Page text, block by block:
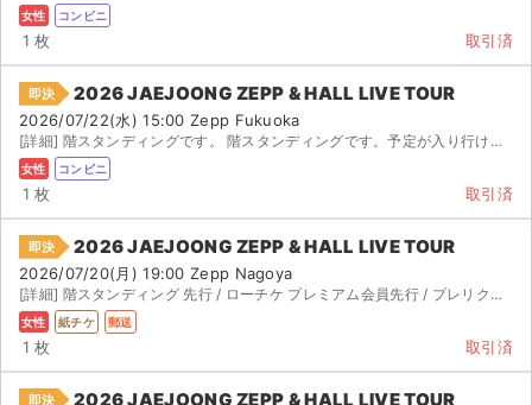
女性 コンビニ
1 枚 取引済
即決 2026 JAEJOONG ZEPP & HALL LIVE TOUR
2026/07/22(水) 15:00 Zepp Fukuoka
[詳細] 階スタンディングです。 階スタンディングです。予定が入り行けなくなってしまったので発券番号...
女性 コンビニ
1 枚 取引済
即決 2026 JAEJOONG ZEPP & HALL LIVE TOUR
2026/07/20(月) 19:00 Zepp Nagoya
[詳細] 階スタンディング 先行 / ローチケ プレミアム会員先行 / プレリク抽...
女性 紙チケ 郵送
1 枚 取引済
即決 2026 JAEJOONG ZEPP & HALL LIVE TOUR